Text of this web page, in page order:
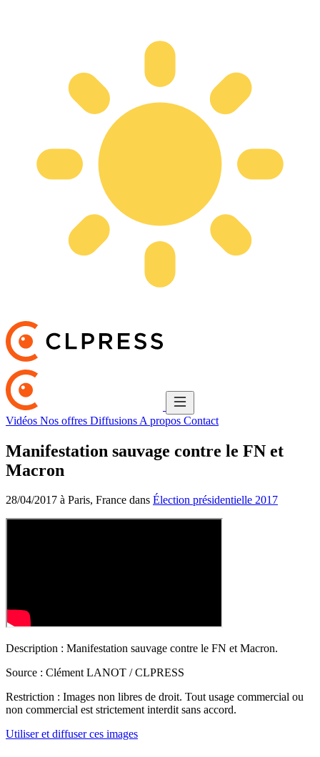
Vidéos Nos offres Diffusions A propos Contact
Manifestation sauvage contre le FN et
Macron
28/04/2017 à Paris, France dans Élection présidentielle 2017
Description : Manifestation sauvage contre le FN et Macron.
Source : Clément LANOT / CLPRESS
Restriction : Images non libres de droit. Tout usage commercial ou
non commercial est strictement interdit sans accord.
Utiliser et diffuser ces images